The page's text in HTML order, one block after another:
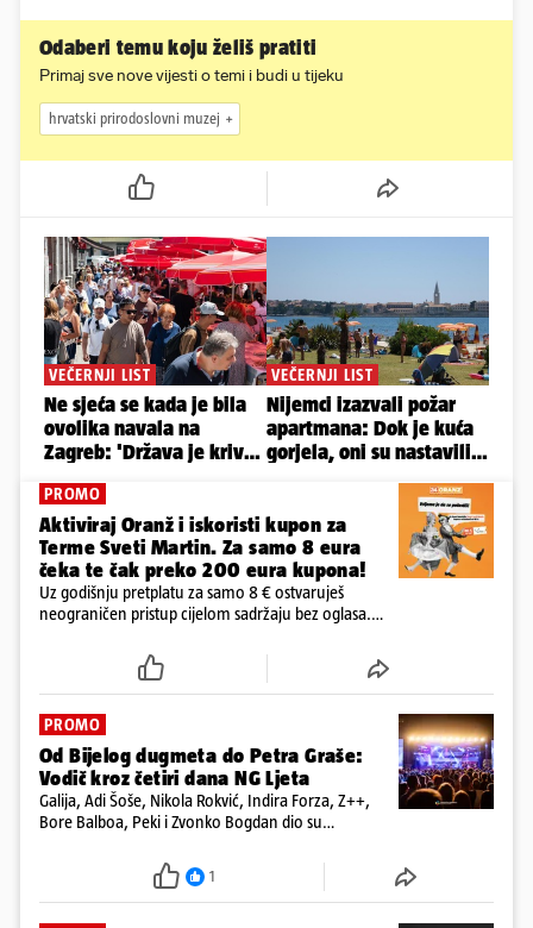
Odaberi temu koju želiš pratiti
Primaj sve nove vijesti o temi i budi u tijeku
hrvatski prirodoslovni muzej
PROMO
Aktiviraj Oranž i iskoristi kupon za
Terme Sveti Martin. Za samo 8 eura
čeka te čak preko 200 eura kupona!
Uz godišnju pretplatu za samo 8 € ostvaruješ
neograničen pristup cijelom sadržaju bez oglasa.
dnevne e-novine 24sata i tjednika Express. Ali ni to
PROMO
Od Bijelog dugmeta do Petra Graše:
Vodič kroz četiri dana NG Ljeta
Galija, Adi Šoše, Nikola Rokvić, Indira Forza, Z++,
Bore Balboa, Peki i Zvonko Bogdan dio su
16. kolovoza održati na dvije pozornice
1